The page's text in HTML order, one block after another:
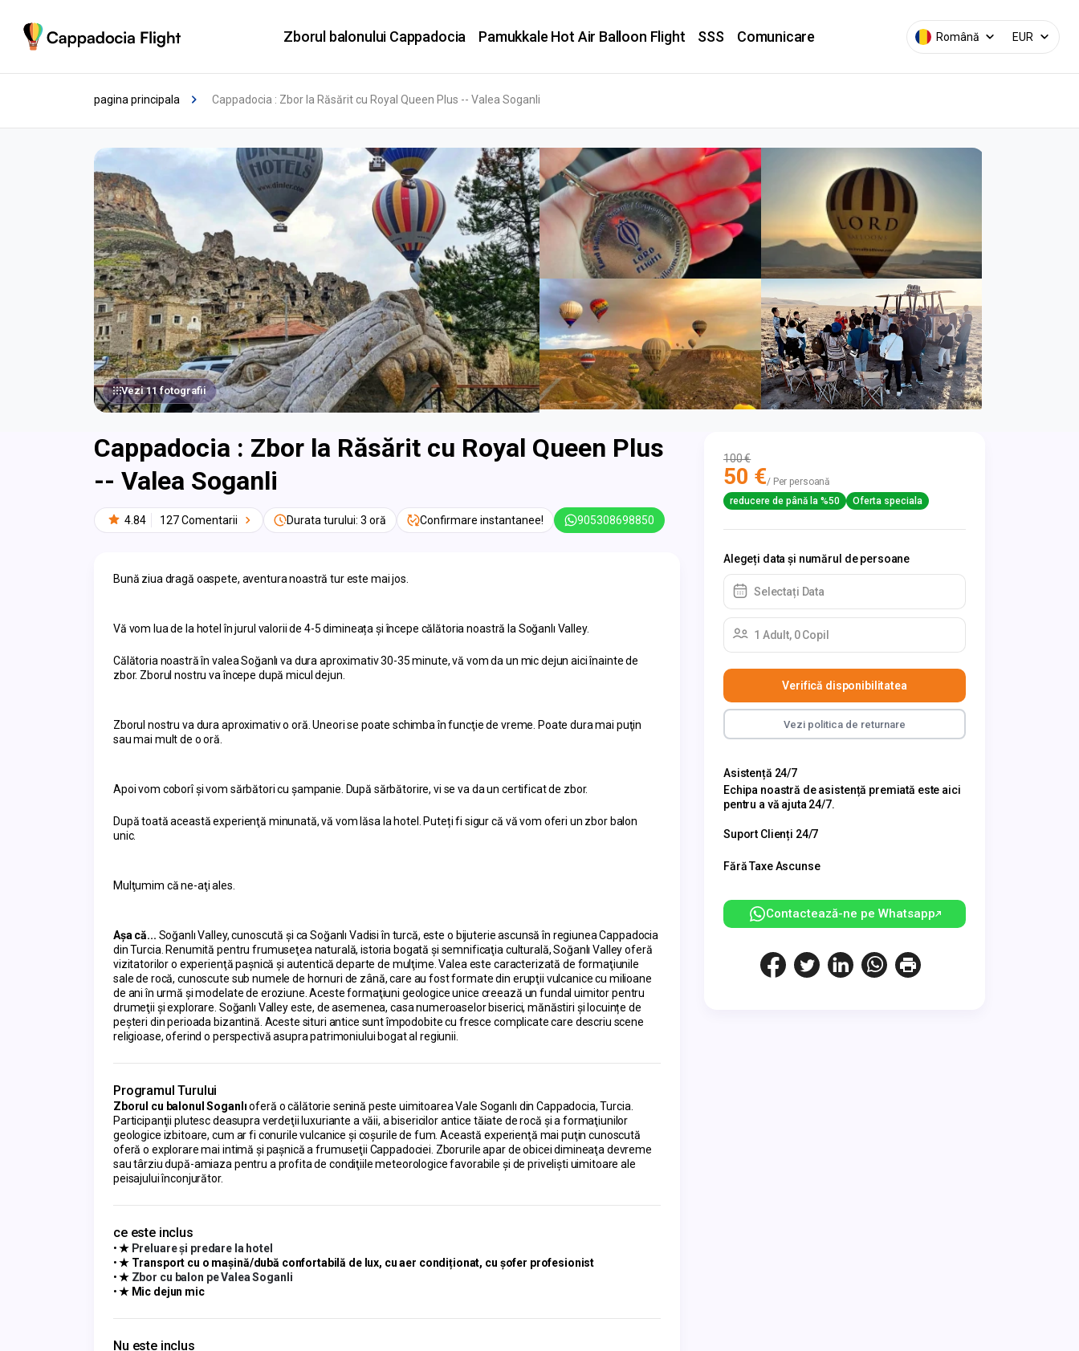
Zborul balonului Cappadocia Pamukkale Hot Air Balloon Flight SSS Comunicare Română EUR
pagina principala Cappadocia : Zbor la Răsărit cu Royal Queen Plus -- Valea Soganli
Vezi 11 fotografii
Cappadocia : Zbor la Răsărit cu Royal Queen Plus
-- Valea Soganli
4.84 127 Comentarii Durata turului: 3 oră Confirmare instantanee! 905308698850
Bună ziua dragă oaspete, aventura noastră tur este mai jos.
Vă vom lua de la hotel în jurul valorii de 4-5 dimineața și începe călătoria noastră la Soğanlı Valley.
Călătoria noastră în valea Soğanlı va dura aproximativ 30-35 minute, vă vom da un mic dejun aici înainte de
zbor. Zborul nostru va începe după micul dejun.
Zborul nostru va dura aproximativ o oră. Uneori se poate schimba în funcţie de vreme. Poate dura mai puţin
sau mai mult de o oră.
Apoi vom coborî şi vom sărbători cu şampanie. După sărbătorire, vi se va da un certificat de zbor.
După toată această experienţă minunată, vă vom lăsa la hotel. Puteți fi sigur că vă vom oferi un zbor balon
unic.
Mulţumim că ne-aţi ales.
Aşa că... Soğanlı Valley, cunoscută și ca Soğanlı Vadisi în turcă, este o bijuterie ascunsă în regiunea Cappadocia
din Turcia. Renumită pentru frumuseţea naturală, istoria bogată şi semnificaţia culturală, Soğanlı Valley oferă
vizitatorilor o experienţă paşnică şi autentică departe de mulţime. Valea este caracterizată de formaţiunile
sale de rocă, cunoscute sub numele de hornuri de zână, care au fost formate din erupţii vulcanice cu milioane
de ani în urmă şi modelate de eroziune. Aceste formaţiuni geologice unice creează un fundal uimitor pentru
drumeţii şi explorare. Soğanlı Valley este, de asemenea, casa numeroaselor biserici, mănăstiri și locuințe de
peșteri din perioada bizantină. Aceste situri antice sunt împodobite cu fresce complicate care descriu scene
religioase, oferind o perspectivă asupra patrimoniului bogat al regiunii.
Programul Turului
Zborul cu balonul Soganlıoferă o călătorie senină peste uimitoarea Vale Soganlı din Cappadocia, Turcia.
Participanţii plutesc deasupra verdeţii luxuriante a văii, a bisericilor antice tăiate de rocă şi a formaţiunilor
geologice izbitoare, cum ar fi conurile vulcanice şi coşurile de fum. Această experienţă mai puţin cunoscută
oferă o explorare mai intimă şi paşnică a frumuseţii Cappadociei. Zborurile apar de obicei dimineaţa devreme
sau târziu după-amiaza pentru a profita de condiţiile meteorologice favorabile şi de privelişti uimitoare ale
peisajului înconjurător.
ce este inclus
★ Preluare și predare la hotel
★ Transport cu o mașină/dubă confortabilă de lux, cu aer condiționat, cu șofer profesionist
★ Zbor cu balon pe Valea Soganli
★ Mic dejun mic
Nu este inclus
100 €
50 €/ Per persoană
reducere de până la %50
Oferta speciala
Alegeți data și numărul de persoane
Selectați Data
1 Adult, 0 Copil
Verifică disponibilitatea
Vezi politica de returnare
Asistență 24/7
Echipa noastră de asistență premiată este aici
pentru a vă ajuta 24/7.
Suport Clienți 24/7
Fără Taxe Ascunse
Contactează-ne pe Whatsapp